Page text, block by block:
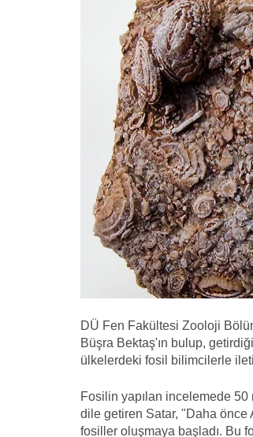
DÜ Fen Fakültesi Zooloji
Büşra Bektaş'ın bulup,
ülkelerdeki fosil bilimcilerle
Fosilin yapılan incelemede 50
dile getiren Satar, "Daha önce
fosiller oluşmaya başladı. Bu